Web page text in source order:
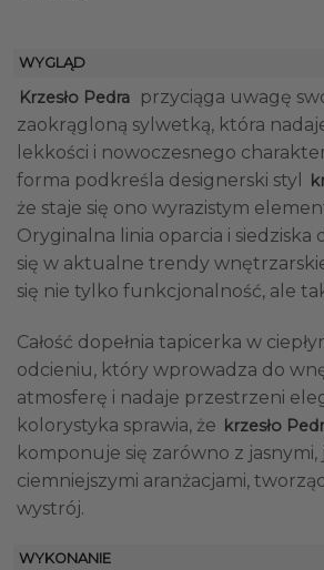
WYGLĄD
Krzesło Pedra
przyciąga uwagę
zaokrągloną sylwetką, która
lekkości i nowoczesnego
forma podkreśla designerski styl
że staje się ono wyrazistym
Oryginalna linia oparcia i siedziska
się w aktualne trendy
się nie tylko funkcjonalność, ale
Całość dopełnia tapicerka w
odcieniu, który wprowadza do
atmosferę i nadaje przestrzeni
kolorystyka sprawia, że krzesło
komponuje się zarówno z jasnymi,
ciemniejszymi aranżacjami,
wystrój.
WYKONANIE